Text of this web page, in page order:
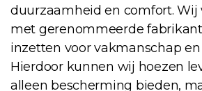
duurzaamheid en comfort. Wij
met gerenommeerde
inzetten voor vakmanschap
Hierdoor kunnen wij hoezen
alleen bescherming bieden,